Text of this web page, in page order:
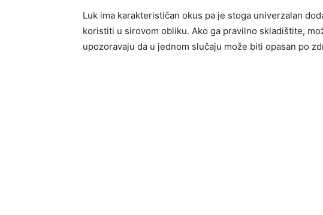
Luk ima karakterističan okus pa je stoga univerzalan
koristiti u sirovom obliku. Ako ga pravilno skladištite,
upozoravaju da u jednom slučaju može biti opasan po